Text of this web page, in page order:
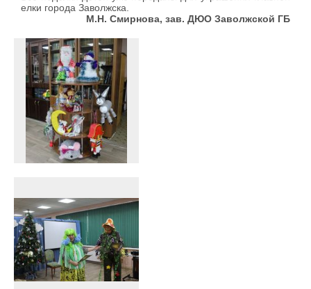
елки города Заволжска.
М.Н. Смирнова, зав. ДЮО Заволжской ГБ